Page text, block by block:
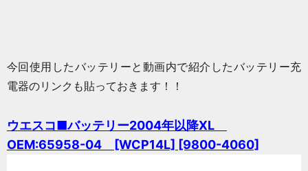
今回使用したバッテリーと動画内で紹介したバッテリー充
電器のリンクも貼っておきます！！
ウエスコ■バッテリー2004年以降XL
OEM:65958-04 [WCP14L] [9800-4060]